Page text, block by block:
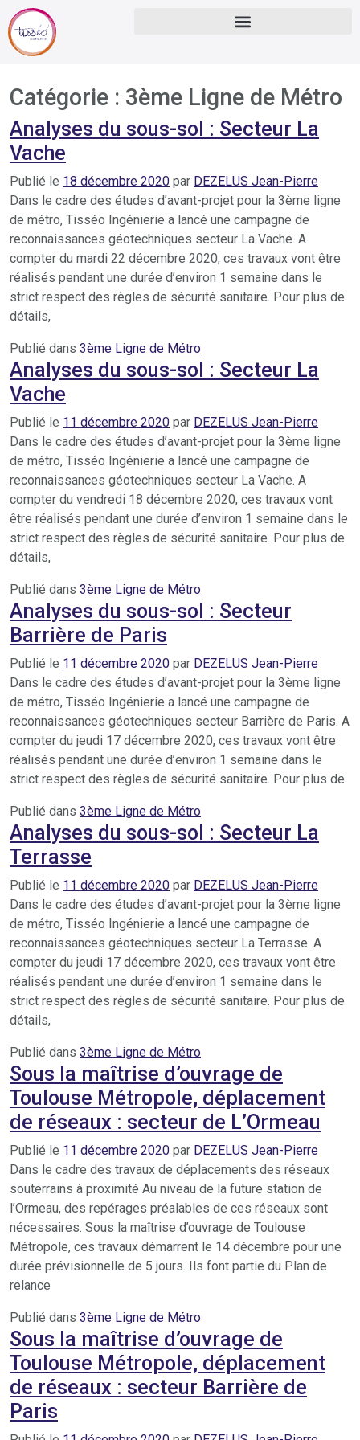
Catégorie : 3ème Ligne de Métro
Analyses du sous-sol : Secteur La
Vache
Publié le 18 décembre 2020 par DEZELUS Jean-Pierre
Dans le cadre des études d’avant-projet pour la 3ème ligne
de métro, Tisséo Ingénierie a lancé une campagne de
reconnaissances géotechniques secteur La Vache. A
compter du mardi 22 décembre 2020, ces travaux vont être
réalisés pendant une durée d’environ 1 semaine dans le
strict respect des règles de sécurité sanitaire. Pour plus de
détails,
Publié dans 3ème Ligne de Métro
Analyses du sous-sol : Secteur La
Vache
Publié le 11 décembre 2020 par DEZELUS Jean-Pierre
Dans le cadre des études d’avant-projet pour la 3ème ligne
de métro, Tisséo Ingénierie a lancé une campagne de
reconnaissances géotechniques secteur La Vache. A
compter du vendredi 18 décembre 2020, ces travaux vont
être réalisés pendant une durée d’environ 1 semaine dans le
strict respect des règles de sécurité sanitaire. Pour plus de
détails,
Publié dans 3ème Ligne de Métro
Analyses du sous-sol : Secteur
Barrière de Paris
Publié le 11 décembre 2020 par DEZELUS Jean-Pierre
Dans le cadre des études d’avant-projet pour la 3ème ligne
de métro, Tisséo Ingénierie a lancé une campagne de
reconnaissances géotechniques secteur Barrière de Paris. A
compter du jeudi 17 décembre 2020, ces travaux vont être
réalisés pendant une durée d’environ 1 semaine dans le
strict respect des règles de sécurité sanitaire. Pour plus de
Publié dans 3ème Ligne de Métro
Analyses du sous-sol : Secteur La
Terrasse
Publié le 11 décembre 2020 par DEZELUS Jean-Pierre
Dans le cadre des études d’avant-projet pour la 3ème ligne
de métro, Tisséo Ingénierie a lancé une campagne de
reconnaissances géotechniques secteur La Terrasse. A
compter du jeudi 17 décembre 2020, ces travaux vont être
réalisés pendant une durée d’environ 1 semaine dans le
strict respect des règles de sécurité sanitaire. Pour plus de
détails,
Publié dans 3ème Ligne de Métro
Sous la maîtrise d’ouvrage de
Toulouse Métropole, déplacement
de réseaux : secteur de L’Ormeau
Publié le 11 décembre 2020 par DEZELUS Jean-Pierre
Dans le cadre des travaux de déplacements des réseaux
souterrains à proximité Au niveau de la future station de
l’Ormeau, des repérages préalables de ces réseaux sont
nécessaires. Sous la maîtrise d’ouvrage de Toulouse
Métropole, ces travaux démarrent le 14 décembre pour une
durée prévisionnelle de 5 jours. Ils font partie du Plan de
relance
Publié dans 3ème Ligne de Métro
Sous la maîtrise d’ouvrage de
Toulouse Métropole, déplacement
de réseaux : secteur Barrière de
Paris